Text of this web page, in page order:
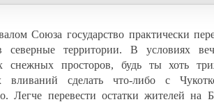
Союза государство практически
северные территории. В условиях
снежных просторов, будь ты хоть
вливаний сделать что-либо с
Легче перевести остатки жителей